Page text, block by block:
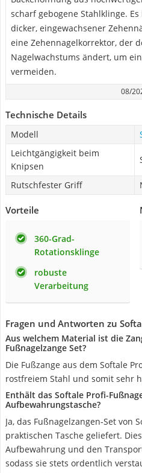
scharf gebogene Stahlklinge.
dicker, eingewachsener
eine Zehennagelkorrektor, der
Nagelwachstums ändert, um
vermeiden.
08/
Technische Details
Modell
Leichtgängigkeit beim
Knipsen
Rutschfester Griff
Vorteile
360-Grad-
Rotationsklinge
robuste
Verarbeitung
Fragen und Antworten zu
Aus welchem Material ist die
Fußnagelzange Set?
Die Fußzange aus dem Softale
rostfreiem Stahl und somit sehr
Enthält das Softale Profi-
Aufbewahrungstasche?
Ja, das Fußnagelzangen-Set von
praktischen Tasche geliefert.
Aufbewahrung und den
sodass sie stets ordentlich